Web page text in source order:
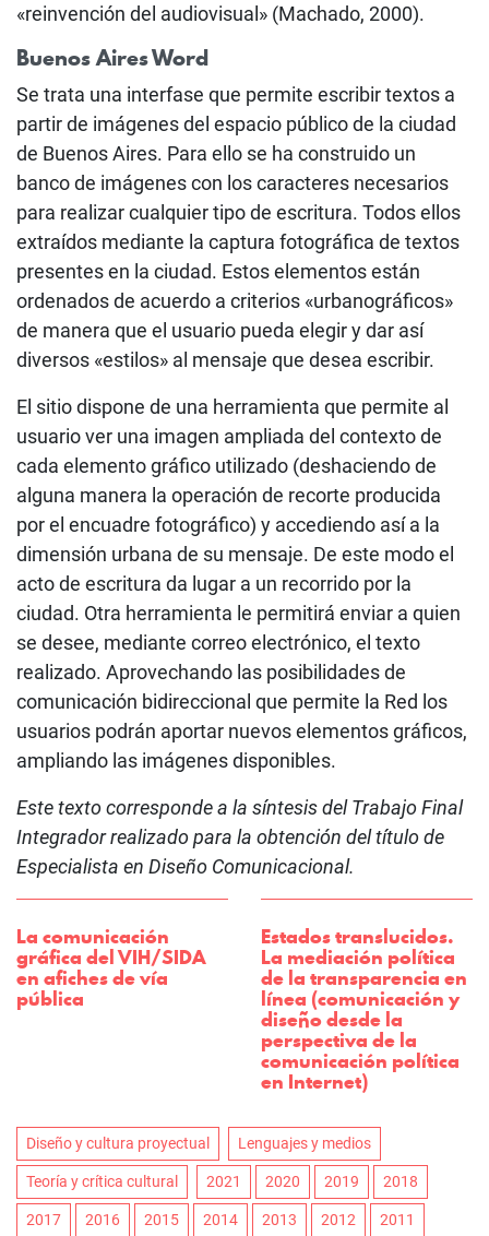
«reinvención del audiovisual» (Machado, 2000).
Buenos Aires Word
Se trata una interfase que permite escribir textos a
partir de imágenes del espacio público de la ciudad
de Buenos Aires. Para ello se ha construido un
banco de imágenes con los caracteres necesarios
para realizar cualquier tipo de escritura. Todos ellos
extraídos mediante la captura fotográfica de textos
presentes en la ciudad. Estos elementos están
ordenados de acuerdo a criterios «urbanográficos»
de manera que el usuario pueda elegir y dar así
diversos «estilos» al mensaje que desea escribir.
El sitio dispone de una herramienta que permite al
usuario ver una imagen ampliada del contexto de
cada elemento gráfico utilizado (deshaciendo de
alguna manera la operación de recorte producida
por el encuadre fotográfico) y accediendo así a la
dimensión urbana de su mensaje. De este modo el
acto de escritura da lugar a un recorrido por la
ciudad. Otra herramienta le permitirá enviar a quien
se desee, mediante correo electrónico, el texto
realizado. Aprovechando las posibilidades de
comunicación bidireccional que permite la Red los
usuarios podrán aportar nuevos elementos gráficos,
ampliando las imágenes disponibles.
Este texto corresponde a la síntesis del Trabajo Final
Integrador realizado para la obtención del título de
Especialista en Diseño Comunicacional.
La comunicación
gráfica del VIH/SIDA
en afiches de vía
pública
Estados translucidos.
La mediación política
de la transparencia en
línea (comunicación y
diseño desde la
perspectiva de la
comunicación política
en Internet)
Diseño y cultura proyectual Lenguajes y medios
Teoría y crítica cultural 2021 2020 2019 2018
2017 2016 2015 2014 2013 2012 2011